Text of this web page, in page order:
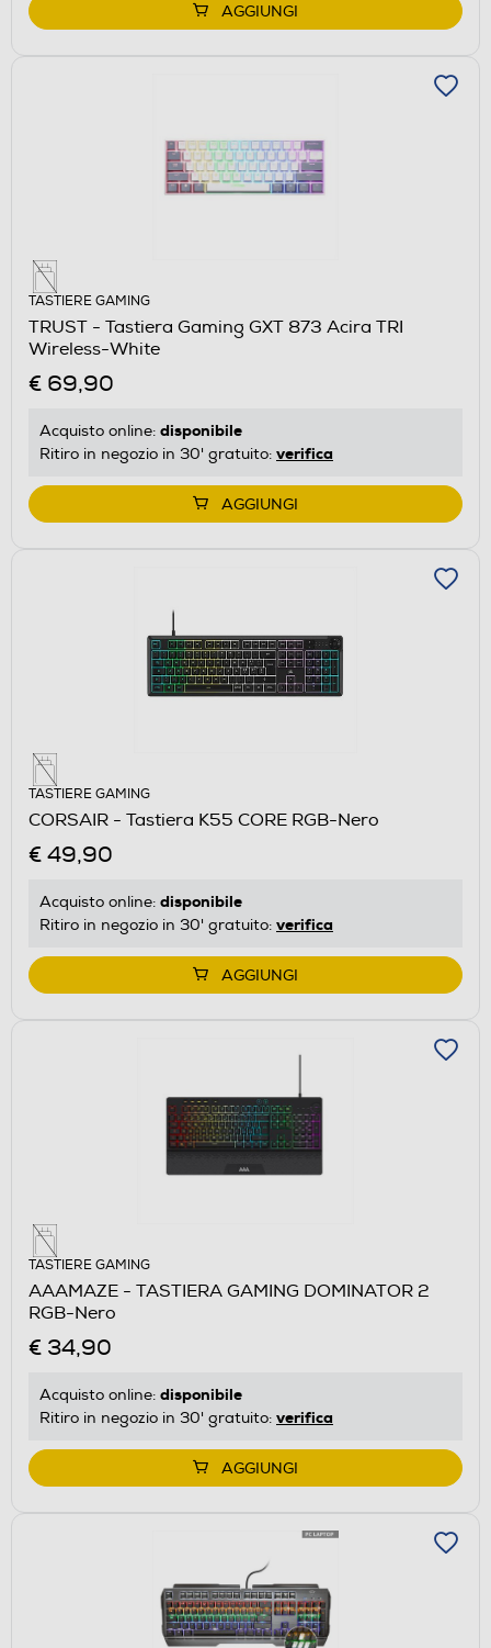
AGGIUNGI
TASTIERE GAMING
TRUST - Tastiera Gaming GXT 873 Acira TRI
Wireless-White
€ 69,90
Acquisto online: disponibile
Ritiro in negozio in 30' gratuito: verifica
AGGIUNGI
TASTIERE GAMING
CORSAIR - Tastiera K55 CORE RGB-Nero
€ 49,90
Acquisto online: disponibile
Ritiro in negozio in 30' gratuito: verifica
AGGIUNGI
TASTIERE GAMING
AAAMAZE - TASTIERA GAMING DOMINATOR 2
RGB-Nero
€ 34,90
Acquisto online: disponibile
Ritiro in negozio in 30' gratuito: verifica
AGGIUNGI